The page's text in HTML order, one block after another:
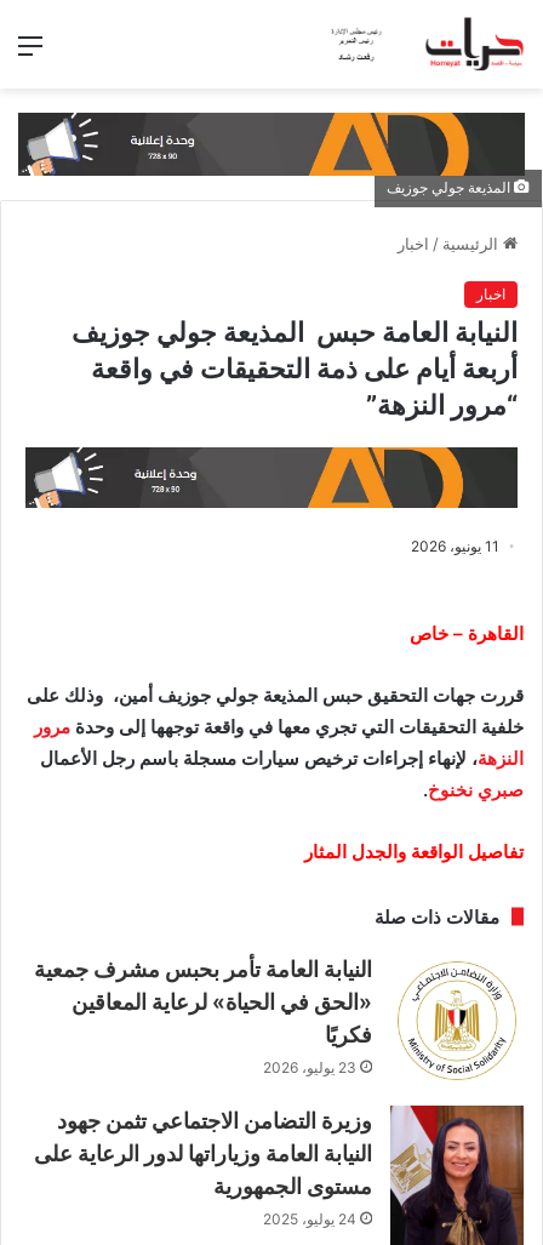
المذيعة جولي جوزيف
الرئيسية / اخبار
اخبار
النيابة العامة حبس المذيعة جولي جوزيف
أربعة أيام على ذمة التحقيقات في واقعة
“مرور النزهة”
11 يونيو، 2026
القاهرة – خاص
​قررت جهات التحقيق حبس المذيعة جولي جوزيف أمين، وذلك على
خلفية التحقيقات التي تجري معها في واقعة توجهها إلى وحدة مرور
النزهة، لإنهاء إجراءات ترخيص سيارات مسجلة باسم رجل الأعمال
صبري نخنوخ.
تفاصيل الواقعة والجدل المثار
مقالات ذات صلة
النيابة العامة تأمر بحبس مشرف جمعية
«الحق في الحياة» لرعاية المعاقين
فكريًا
23 يوليو، 2026
وزيرة التضامن الاجتماعي تثمن جهود
النيابة العامة وزياراتها لدور الرعاية على
مستوى الجمهورية
24 يوليو، 2025